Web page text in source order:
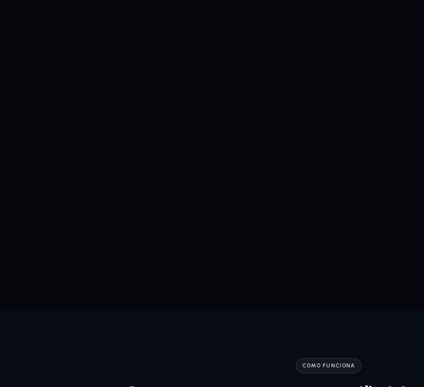
COMO FUNCIONA